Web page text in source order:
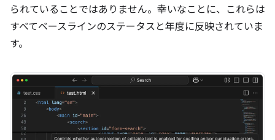
られていることではありません。幸いなことに、これらは
すべてベースラインのステータスと年度に反映されていま
す。